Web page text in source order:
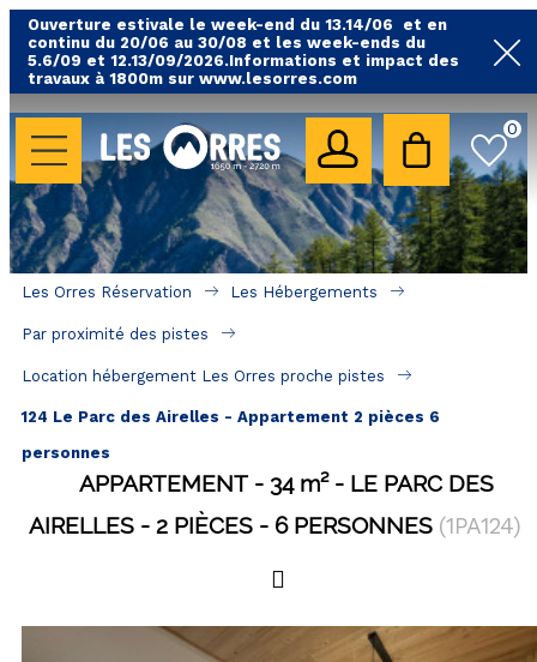
Ouverture estivale le week-end du 13.14/06 et en
continu du 20/06 au 30/08 et les week-ends du
5.6/09 et 12.13/09/2026.Informations et impact des
travaux à 1800m sur www.lesorres.com
0
LES HÉBERGEMENTS
Toutes nos locations
Hébergements avec piscine
Hébergements labellisés qualité
A proximité des remontées mécaniques ( VTT,
SÉJOURS & BONS PLANS
Les Orres 1650
Les Orres Réservation Les Hébergements
Par proximité des pistes
Location hébergement Les Orres proche pistes
124 Le Parc des Airelles - Appartement 2 pièces 6
personnes
APPARTEMENT 34 m²
LE PARC DES
AIRELLES
2 PIÈCES 6 PERSONNES (1PA124)